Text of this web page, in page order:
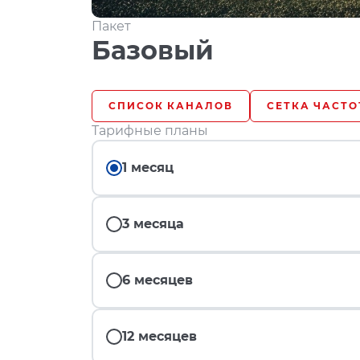
Пакет
Базовый
СПИСОК КАНАЛОВ СЕТКА
Тарифные планы
1 месяц
3 месяца
6 месяцев
12 месяцев